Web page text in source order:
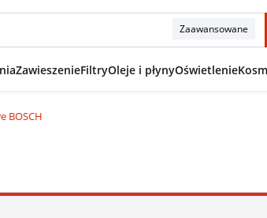
Zaawansowane
ZawieszenieFiltryOleje i płynyOświetlenie
BOSCH